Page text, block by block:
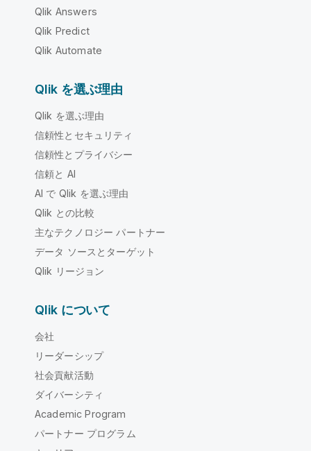
Qlik Answers
Qlik Predict
Qlik Automate
Qlik を選ぶ理由
Qlik を選ぶ理由
信頼性とセキュリティ
信頼性とプライバシー
信頼と AI
AI で Qlik を選ぶ理由
Qlik との比較
主なテクノロジー パートナー
データ ソースとターゲット
Qlik リージョン
Qlik について
会社
リーダーシップ
社会貢献活動
ダイバーシティ
Academic Program
パートナー プログラム